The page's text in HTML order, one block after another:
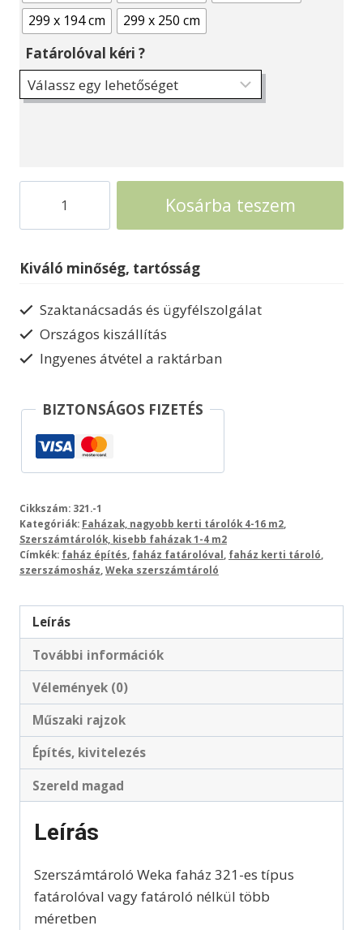
299 x 194 cm
299 x 250 cm
Fatárolóval kéri ?
faház
fatárolóval
mennyiség
Kosárba teszem
Kiváló minőség, tartósság
Szaktanácsadás és ügyfélszolgálat
Országos kiszállítás
Ingyenes átvétel a raktárban
BIZTONSÁGOS FIZETÉS
Cikkszám: 321.-1
Kategóriák: Faházak, nagyobb kerti tárolók 4-16 m2
Szerszámtárolók, kisebb faházak 1-4 m2
Címkék: faház építés faház fatárolóval faház kerti tároló
szerszámosház Weka szerszámtároló
Leírás
További információk
Vélemények (0)
Műszaki rajzok
Építés, kivitelezés
Szereld magad
Leírás
Szerszámtároló Weka faház 321-es típus
fatárolóval vagy fatároló nélkül több
méretben